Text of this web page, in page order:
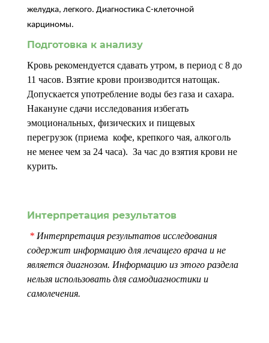
желудка, легкого. Диагностика С-клеточной
карциномы.
Подготовка к анализу
Кровь рекомендуется сдавать утром, в период с 8 до
11 часов. Взятие крови производится натощак.
Допускается употребление воды без газа и сахара.
Накануне сдачи исследования избегать
эмоциональных, физических и пищевых
перегрузок (приема кофе, крепкого чая, алкоголь
не менее чем за 24 часа). За час до взятия крови не
курить.
Интерпретация результатов
* Интерпретация результатов исследования
содержит информацию для лечащего врача и не
является диагнозом. Информацию из этого раздела
нельзя использовать для самодиагностики и
самолечения.